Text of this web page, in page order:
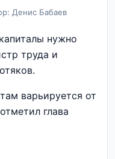
Денис Бабаев
нужно
труда и
варьируется от
глава